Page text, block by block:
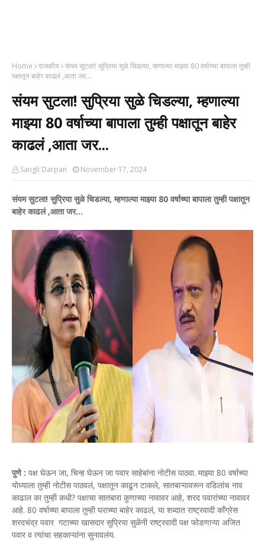
Home राजकीय संयम सुटला! सुप्रिया सुळे चिडल्या, म्हणाल्या माझ्या 80 वर्षाच्या बापाला तुम्ही
पक्षातून बाहेर काढलं ,आता जर...
संयम सुटला! सुप्रिया सुळे चिडल्या, म्हणाल्या
माझ्या 80 वर्षाच्या बापाला तुम्ही पक्षातून बाहेर
काढलं ,आता जर...
Sangli Darpan November 17, 2024
संयम सुटला! सुप्रिया सुळे चिडल्या, म्हणाल्या माझ्या 80 वर्षाच्या बापाला तुम्ही पक्षातून
बाहेर काढलं ,आता जर...
पुणे : पक्ष घेऊन जा, चिन्ह घेऊन जा पवार साहेबांना नोटीस पाठवा. माझ्या 80 वर्षाच्या
योध्याला तुम्ही नोटीस पाठवलं, पक्षातून काढून टाकले, सातबाऱ्यावरून वडिलांच नाव
काढाल का तुम्ही कधी? पक्षाचा सातबारा कुणाच्या नावावर आहे, शरद पवारांच्या नावावर
आहे. 80 वर्षाच्या बापाला तुम्ही घराच्या बाहेर काढलं, या शब्दात राष्ट्रवादी काँग्रेस
शरदचंद्र पवार गटाच्या खासदार सुप्रिया सुळेंनी राष्ट्रवादी पक्ष फोडणाऱ्या अजित
पवार व त्यांचा सहकाऱ्यांना सुनावलंय.